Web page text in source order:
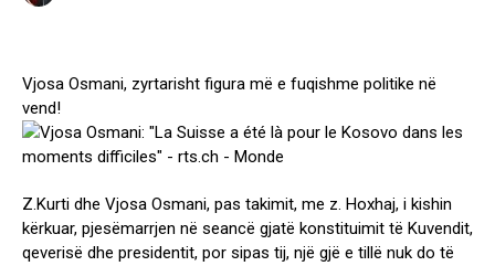
Vjosa Osmani, zyrtarisht figura më e fuqishme politike në
vend!
Z.Kurti dhe Vjosa Osmani, pas takimit, me z. Hoxhaj, i kishin
kërkuar, pjesëmarrjen në seancë gjatë konstituimit të Kuvendit,
qeverisë dhe presidentit, por sipas tij, një gjë e tillë nuk do të